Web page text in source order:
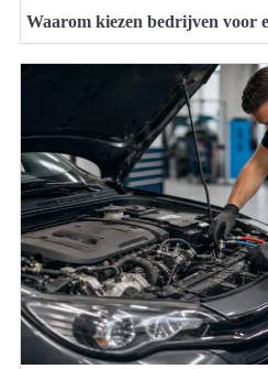
Waarom kiezen bedrijven voor